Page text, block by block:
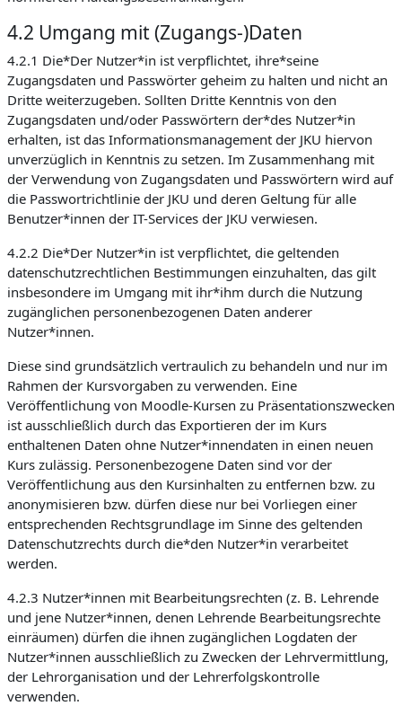
4.2 Umgang mit (Zugangs-)Daten
4.2.1 Die*Der Nutzer*in ist verpflichtet, ihre*seine
Zugangsdaten und Passwörter geheim zu halten und nicht an
Dritte weiterzugeben. Sollten Dritte Kenntnis von den
Zugangsdaten und/oder Passwörtern der*des Nutzer*in
erhalten, ist das Informationsmanagement der JKU hiervon
unverzüglich in Kenntnis zu setzen. Im Zusammenhang mit
der Verwendung von Zugangsdaten und Passwörtern wird auf
die Passwortrichtlinie der JKU und deren Geltung für alle
Benutzer*innen der IT-Services der JKU verwiesen.
4.2.2 Die*Der Nutzer*in ist verpflichtet, die geltenden
datenschutzrechtlichen Bestimmungen einzuhalten, das gilt
insbesondere im Umgang mit ihr*ihm durch die Nutzung
zugänglichen personenbezogenen Daten anderer
Nutzer*innen.
Diese sind grundsätzlich vertraulich zu behandeln und nur im
Rahmen der Kursvorgaben zu verwenden. Eine
Veröffentlichung von Moodle-Kursen zu Präsentationszwecken
ist ausschließlich durch das Exportieren der im Kurs
enthaltenen Daten ohne Nutzer*innendaten in einen neuen
Kurs zulässig. Personenbezogene Daten sind vor der
Veröffentlichung aus den Kursinhalten zu entfernen bzw. zu
anonymisieren bzw. dürfen diese nur bei Vorliegen einer
entsprechenden Rechtsgrundlage im Sinne des geltenden
Datenschutzrechts durch die*den Nutzer*in verarbeitet
werden.
4.2.3 Nutzer*innen mit Bearbeitungsrechten (z. B. Lehrende
und jene Nutzer*innen, denen Lehrende Bearbeitungsrechte
einräumen) dürfen die ihnen zugänglichen Logdaten der
Nutzer*innen ausschließlich zu Zwecken der Lehrvermittlung,
der Lehrorganisation und der Lehrerfolgskontrolle
verwenden.